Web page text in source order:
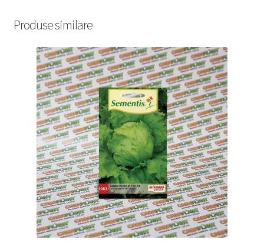
Produse similare